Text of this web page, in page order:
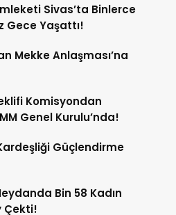
Sivas’ta Binlerce
Gece Yaşattı!
Mekke Anlaşması’na
Komisyondan
Genel Kurulu’nda!
Güçlendirme
Bin 58 Kadın
Çekti!